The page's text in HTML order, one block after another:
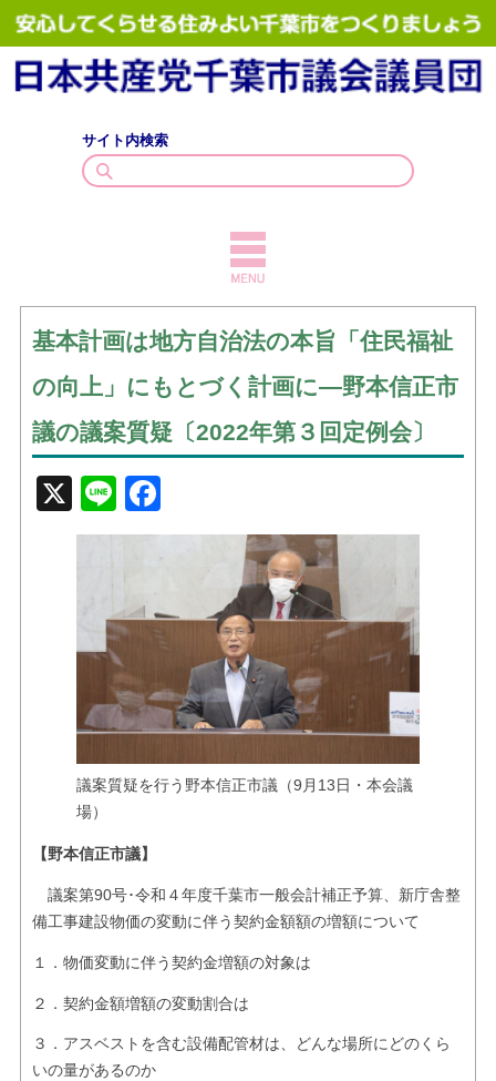
サイト内検索
政策・見解
お問い合せ
基本計画は地方自治法の本旨「住民福祉
の向上」にもとづく計画に―野本信正市
議の議案質疑〔2022年第３回定例会〕
X Line
議案質疑を行う野本信正市議（9月13日・本会議
場）
【野本信正市議】
議案第90号･令和４年度千葉市一般会計補正予算、新庁舎整
備工事建設物価の変動に伴う契約金額額の増額について
１．物価変動に伴う契約金増額の対象は
２．契約金額増額の変動割合は
３．アスベストを含む設備配管材は、どんな場所にどのくら
いの量があるのか